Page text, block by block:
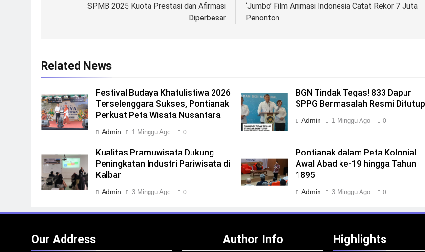
SPMB 2025 Kuota Prestasi dan Afirmasi
Diperbesar
‘Jumbo’ Film Animasi Indonesia Catat Rekor 7 Juta
Penonton
Related News
Festival Budaya Khatulistiwa 2026
Terselenggara Sukses, Pontianak
Perkuat Peta Wisata Nusantara
Admin 1 Minggu Ago 0
BGN Tindak Tegas! 833 Dapur
SPPG Bermasalah Resmi Ditutup
Admin 1 Minggu Ago 0
Kualitas Pramuwisata Dukung
Peningkatan Industri Pariwisata di
Kalbar
Admin 3 Minggu Ago 0
Pontianak dalam Peta Kolonial
Awal Abad ke-19 hingga Tahun
1895
Admin 3 Minggu Ago 0
Our Address Author Info Highlights